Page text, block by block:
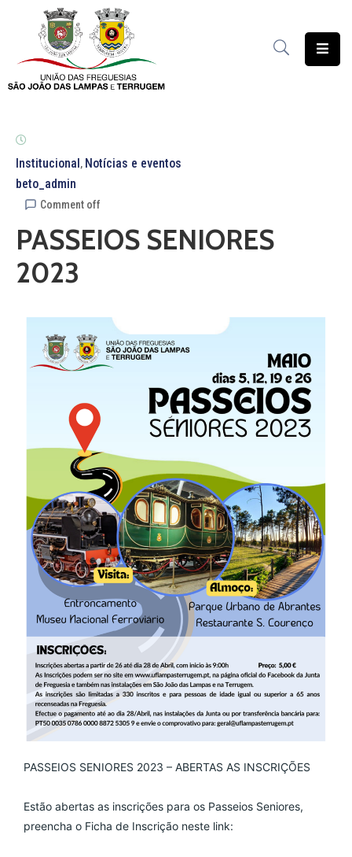
União
das
Contratação
Pública
Freguesia
Património
Documentação
Serviços
Notícias
Institucional‚ Notícias e eventos
beto_admin
Comment off
PASSEIOS SENIORES
2023
PASSEIOS SENIORES 2023 – ABERTAS AS INSCRIÇÕES
Estão abertas as inscrições para os Passeios Seniores,
preencha o Ficha de Inscrição neste link: